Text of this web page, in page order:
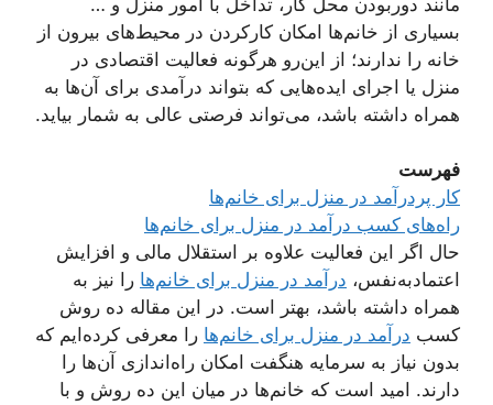
بسیاری از خانم‌ها امکان کارکردن در محیط‌های بیرون از
خانه را ندارند؛ از این‌رو هرگونه فعالیت اقتصادی در
منزل یا اجرای ایده‌هایی که بتواند درآمدی برای آن‌ها به
همراه داشته باشد، می‌تواند فرصتی عالی به شمار بیاید.
فهرست
کار پردرآمد در منزل برای خانم‌ها
راه‌های کسب درآمد در منزل برای خانم‌ها
حال اگر این فعالیت علاوه‌ بر استقلال مالی و افزایش
اعتمادبه‌نفس، درآمد در منزل برای خانم‌ها را نیز به
همراه داشته باشد، بهتر است. در این مقاله ده روش
کسب درآمد در منزل برای خانم‌ها را معرفی کرده‌‌ایم که
بدون نیاز به سرمایه هنگفت امکان راه‌اندازی آن‌ها را
دارند. امید است که خانم‌ها در میان این ده روش و با